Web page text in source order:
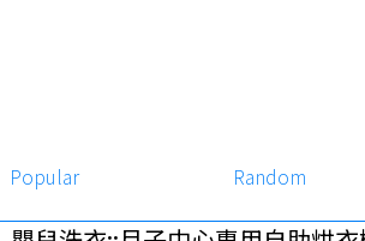
Popular Random